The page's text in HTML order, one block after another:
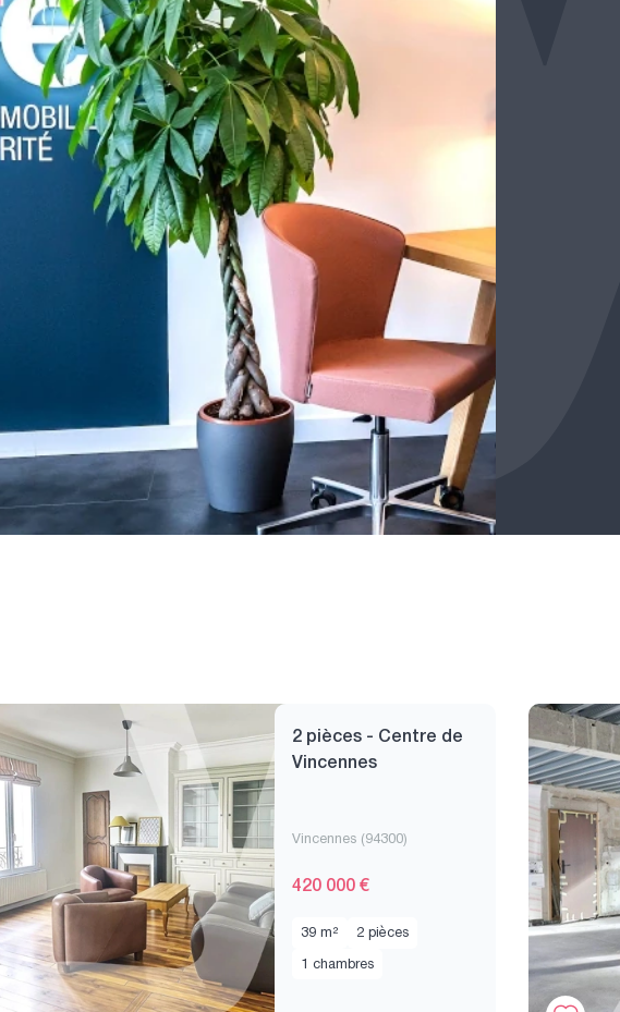
2 pièces - Centre de
Vincennes
Vincennes (94300)
420 000 €
39 m²
2 pièces
1 chambres